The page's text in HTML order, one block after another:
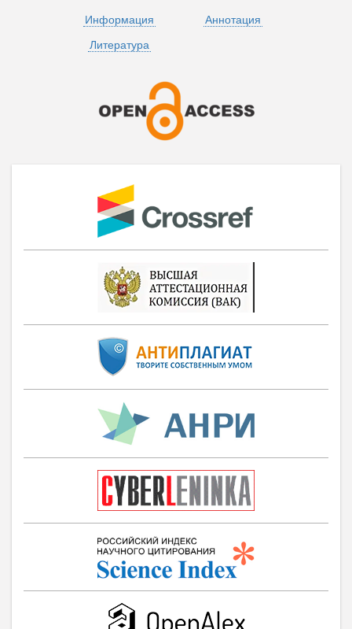
Информация
Аннотация
Литература